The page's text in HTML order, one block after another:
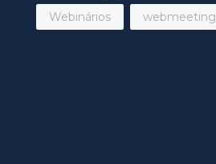
Webinários webmeeting